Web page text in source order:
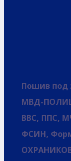
Пошив под
МВД-
ВВС, ППС,
ФСИН,